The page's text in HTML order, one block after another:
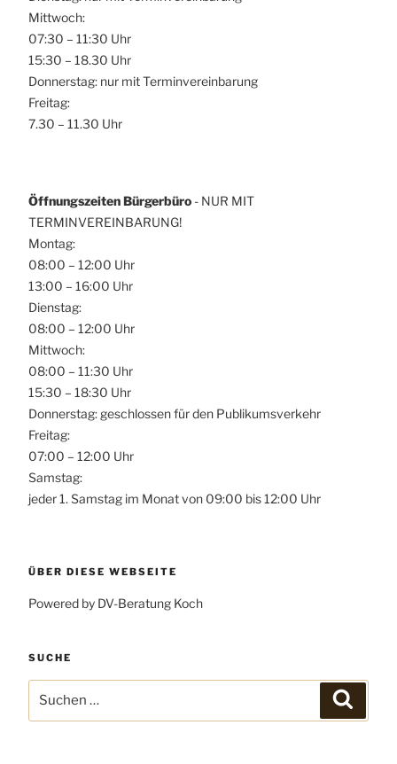
Mittwoch:
07:30 – 11:30 Uhr
15:30 – 18.30 Uhr
Donnerstag: nur mit Terminvereinbarung
Freitag:
7.30 – 11.30 Uhr
Öffnungszeiten Bürgerbüro - NUR MIT
TERMINVEREINBARUNG!
Montag:
08:00 – 12:00 Uhr
13:00 – 16:00 Uhr
Dienstag:
08:00 – 12:00 Uhr
Mittwoch:
08:00 – 11:30 Uhr
15:30 – 18:30 Uhr
Donnerstag: geschlossen für den Publikumsverkehr
Freitag:
07:00 – 12:00 Uhr
Samstag:
jeder 1. Samstag im Monat von 09:00 bis 12:00 Uhr
ÜBER DIESE WEBSEITE
Powered by DV-Beratung Koch
SUCHE
nach: